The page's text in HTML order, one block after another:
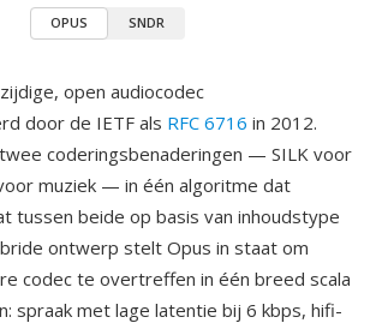
OPUS SNDR
open audiocodec
door de IETF als RFC 6716 in 2012.
coderingsbenaderingen — SILK voor
muziek — in één algoritme dat
tussen beide op basis van inhoudstype
ontwerp stelt Opus in staat om
codec te overtreffen in één breed scala
spraak met lage latentie bij 6 kbps, hifi-